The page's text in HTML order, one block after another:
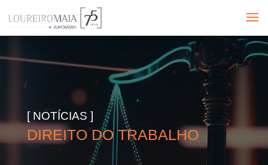
[ NOTÍCIAS ]
DIREITO DO TRABALHO